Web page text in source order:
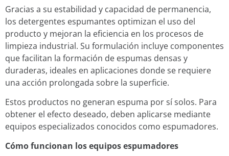
Gracias a su estabilidad y capacidad de permanencia,
los detergentes espumantes optimizan el uso del
producto y mejoran la eficiencia en los procesos de
limpieza industrial. Su formulación incluye componentes
que facilitan la formación de espumas densas y
duraderas, ideales en aplicaciones donde se requiere
una acción prolongada sobre la superficie.
Estos productos no generan espuma por sí solos. Para
obtener el efecto deseado, deben aplicarse mediante
equipos especializados conocidos como espumadores.
Cómo funcionan los equipos espumadores